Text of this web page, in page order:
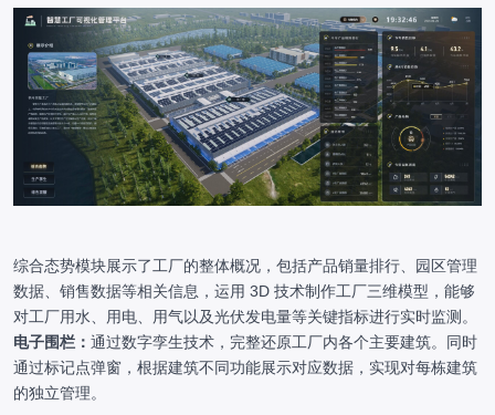
综合态势模块展示了工厂的整体概况，包括产品销量排行、园区管理
数据、销售数据等相关信息，运用 3D 技术制作工厂三维模型，能够
对工厂用水、用电、用气以及光伏发电量等关键指标进行实时监测。
电子围栏： 通过数字孪生技术，完整还原工厂内各个主要建筑。同时
通过标记点弹窗，根据建筑不同功能展示对应数据，实现对每栋建筑
的独立管理。